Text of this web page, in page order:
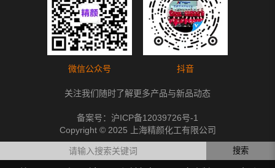
微信公众号 抖音
关注我们随时了解更多产品与新品动态
备案号： 沪ICP备12039726号-1
Copyright © 2025 上海精颜化工有限公司
搜索